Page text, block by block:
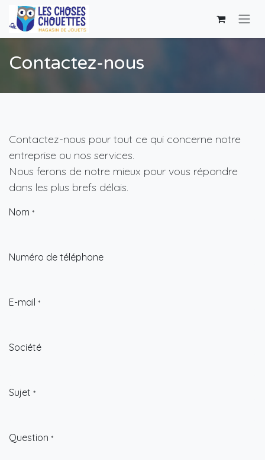
Se rendre au contenu
Contactez-nous
Contactez-nous pour tout ce qui concerne notre
entreprise ou nos services.
Nous ferons de notre mieux pour vous répondre
dans les plus brefs délais.
Nom *
Numéro de téléphone
E-mail *
Société
Sujet *
Question *